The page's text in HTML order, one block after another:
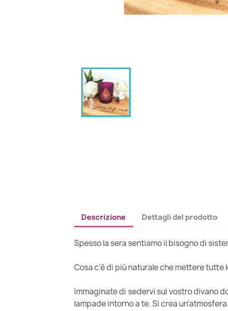
Descrizione Dettagli del prodotto
Spesso la sera sentiamo il bisogno di
Cosa c'è di più naturale che mettere tutte
Immaginate di sedervi sul vostro divano
lampade intorno a te. Si crea